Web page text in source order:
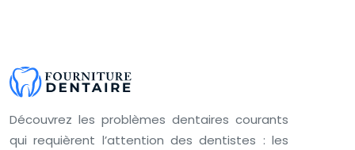
Découvrez les problèmes dentaires courants
qui requièrent l’attention des dentistes : les